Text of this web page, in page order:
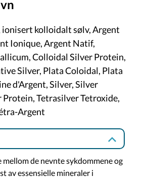
kolloidalt sølv, Argent
Ionique, Argent Natif,
Colloidal Silver Protein,
Silver, Plata Coloidal, Plata
d'Argent, Silver, Silver
Protein, Tetrasilver Tetroxide,
Argent
mellom de nevnte sykdommene og
av essensielle mineraler i